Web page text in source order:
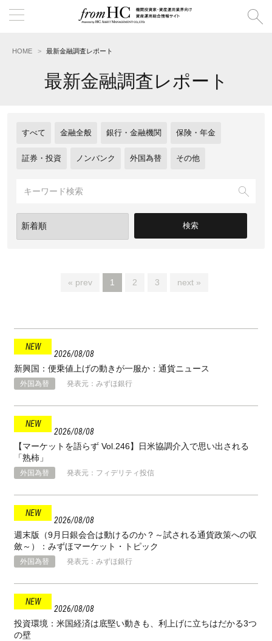
HOME 最新金融調査レポート
最新金融調査レポート
すべて 金融全般 銀行・金融機関 保険・年金
証券・投資 ノンバンク 外国為替 その他
« prev 1 2 3 next »
2026 08 08
新興国：便乗値上げの動きが一服か：通貨ニュース
外国為替 発表元：みずほ銀行
2026 08 08
【マーケットを語らず Vol.246】日米協調介入で思い出される
「熟柿」
外国為替 発表元：フィデリティ投信
2026 08 08
週末版（9月日銀会合は動けるのか？～試される通貨政策への収
斂～）：みずほマーケット・トピック
外国為替 発表元：みずほ銀行
2026 08 08
投資環境：米国経済は底堅い動きも、利上げに立ちはだかる3つ
の壁